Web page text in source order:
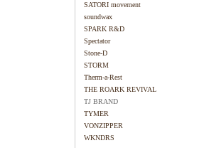
SATORI movement
soundwax
SPARK R&D
Spectator
Stone-D
STORM
Therm-a-Rest
THE ROARK REVIVAL
TJ BRAND
TYMER
VONZIPPER
WKNDRS